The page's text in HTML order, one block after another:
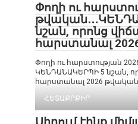
Փողի ու
նշան, որոնց
հարստանալ
Փողի ու հարստության
ԿԵՆԴԱՆԱԿԵՐՊԻ 5 նշան,
հարստանալ 2026
ՀԵՏԱՔՐՔԻՐ